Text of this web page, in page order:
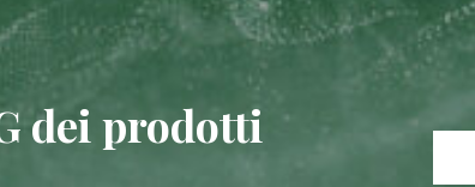
dei prodotti